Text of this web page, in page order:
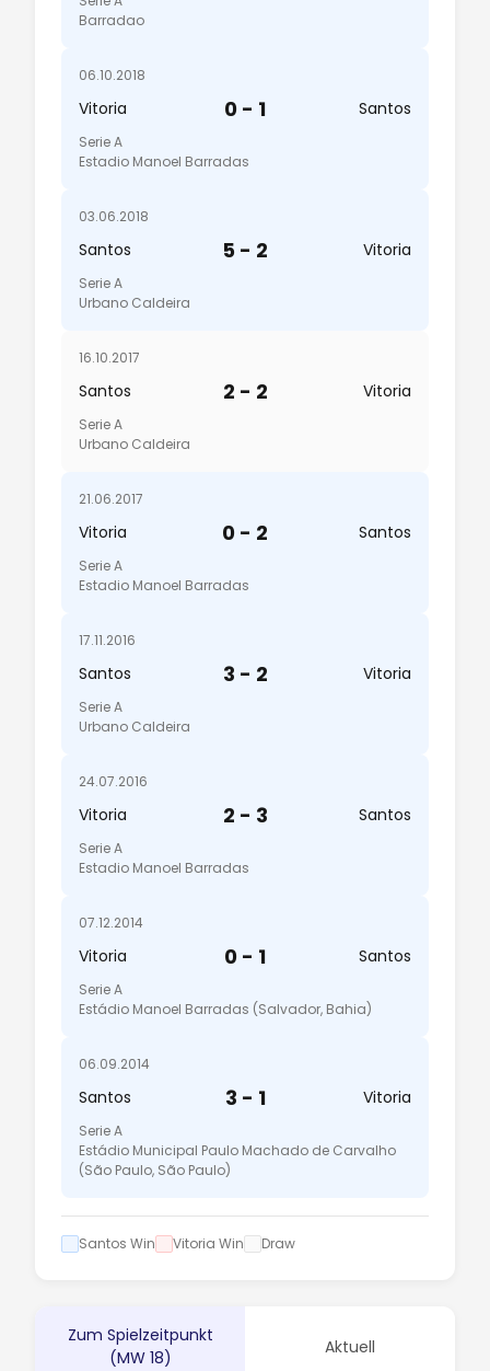
Barradao
06.10.2018
Vitoria 0 - 1 Santos
Serie A
Estadio Manoel Barradas
03.06.2018
Santos 5 - 2 Vitoria
Serie A
Urbano Caldeira
16.10.2017
Santos 2 - 2 Vitoria
Serie A
Urbano Caldeira
21.06.2017
Vitoria 0 - 2 Santos
Serie A
Estadio Manoel Barradas
17.11.2016
Santos 3 - 2 Vitoria
Serie A
Urbano Caldeira
24.07.2016
Vitoria 2 - 3 Santos
Serie A
Estadio Manoel Barradas
07.12.2014
Vitoria 0 - 1 Santos
Serie A
Estádio Manoel Barradas (Salvador, Bahia)
06.09.2014
Santos 3 - 1 Vitoria
Serie A
Estádio Municipal Paulo Machado de Carvalho
(São Paulo, São Paulo)
Santos Win Vitoria Win Draw
Zum Spielzeitpunkt
(MW 18)
Aktuell